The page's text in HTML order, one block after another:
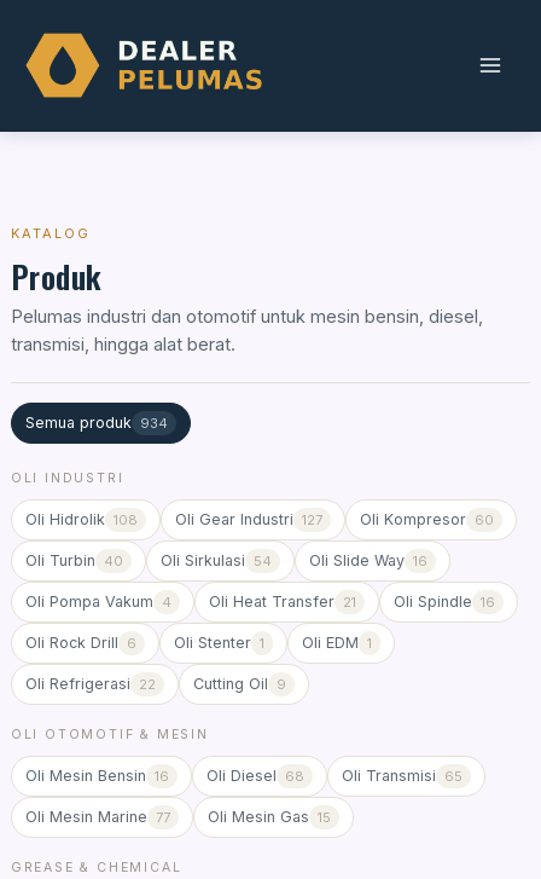
content
KATALOG
Produk
Pelumas industri dan otomotif untuk mesin bensin, diesel,
transmisi, hingga alat berat.
Semua produk 934
OLI INDUSTRI
Oli Hidrolik 108 Oli Gear Industri 127 Oli Kompresor 60
Oli Turbin 40 Oli Sirkulasi 54 Oli Slide Way 16
Oli Pompa Vakum 4 Oli Heat Transfer 21 Oli Spindle 16
Oli Rock Drill 6 Oli Stenter 1 Oli EDM 1
Oli Refrigerasi 22 Cutting Oil 9
OLI OTOMOTIF & MESIN
Oli Mesin Bensin 16 Oli Diesel 68 Oli Transmisi 65
Oli Mesin Marine 77 Oli Mesin Gas 15
GREASE & CHEMICAL